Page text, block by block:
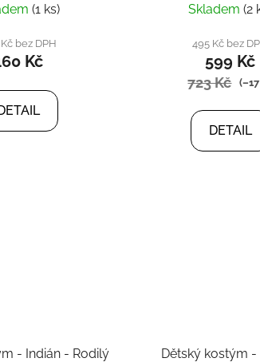
(1 ks)
bez DPH
Kč
Skladem(2
495 Kč bez
599 Kč
723 Kč
DETAIL
- Indián - Rodilý
Dětský kostým -